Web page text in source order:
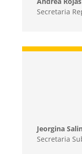
Secretaria
Jeorgina
Secretaria